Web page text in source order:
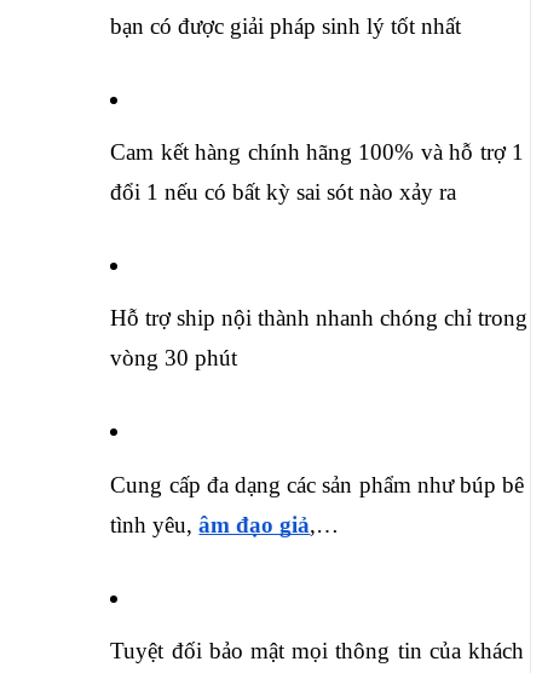
bạn có được giải pháp sinh lý tốt nhất
Cam kết hàng chính hãng 100% và hỗ trợ 1
đổi 1 nếu có bất kỳ sai sót nào xảy ra
Hỗ trợ ship nội thành nhanh chóng chỉ trong
vòng 30 phút
Cung cấp đa dạng các sản phẩm như búp bê
tình yêu, âm đạo giả,…
Tuyệt đối bảo mật mọi thông tin của khách